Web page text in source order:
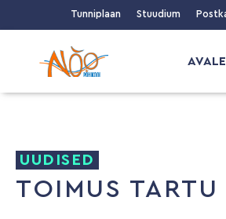
Tunniplaan Stuudium
UUDISED
TOIMUS